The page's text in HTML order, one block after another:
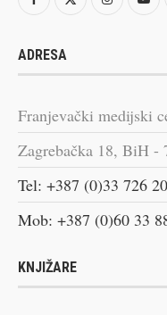
ADRESA
Franjevački medijski
Zagrebačka 18, BiH -
Tel: +387 (0)33 726
Mob: +387 (0)60 33
KNJIŽARE